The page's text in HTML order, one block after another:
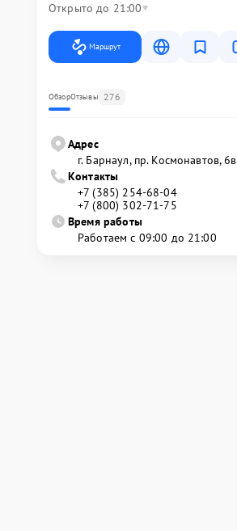
Открыто до 21:00
Маршрут
ОбзорОтзывы 276
Адрес
г. Барнаул, ​пр. Космонавтов, 6в
Контакты
+7 (385) 254-68-04
+7 (800) 302-71-75
Время работы
Работаем с 09:00 до 21:00